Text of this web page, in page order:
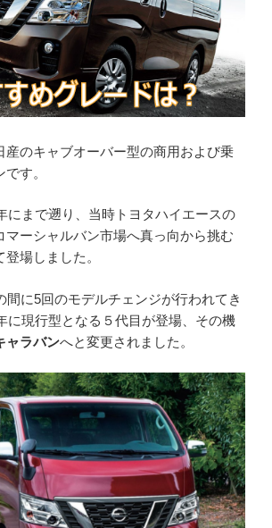
産のキャブオーバー型の商用および乗
す。
にまで遡り、当時トヨタハイエースの
マーシャルバン市場へ真っ向から挑む
場しました。
間に5回のモデルチェンジが行われてき
に現行型となる５代目が登場、その機
ャラバンへと変更されました。